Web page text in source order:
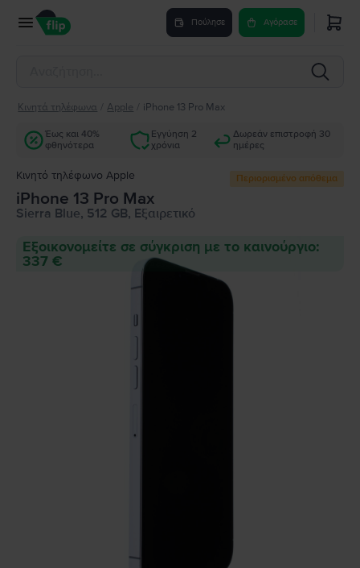
Πούλησε Αγόρασε
Κινητά τηλέφωνα Apple iPhone 13 Pro Max
Έως και 40%
φθηνότερα
Εγγύηση 2
χρόνια
Δωρεάν επιστροφή 30
ημέρες
Κινητό τηλέφωνο Apple Περιορισμένο απόθεμα
iPhone 13 Pro Max
Sierra Blue, 512 GB, Εξαιρετικό
Εξοικονομείτε σε σύγκριση με το καινούργιο:
337 €